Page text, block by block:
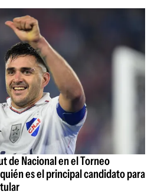
de Nacional en el Torneo
es el principal candidato para